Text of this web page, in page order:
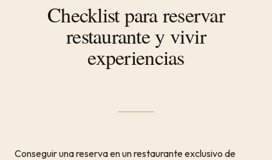
Checklist para reservar
restaurante y vivir
experiencias
Conseguir una reserva en un restaurante exclusivo de